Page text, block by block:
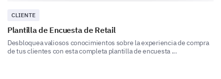
Networking Opportunities
CLIENTE
Plantilla de Encuesta de Retail
Desbloquea valiosos conocimientos sobre la experiencia de compra
de tus clientes con esta completa plantilla de encuesta ...